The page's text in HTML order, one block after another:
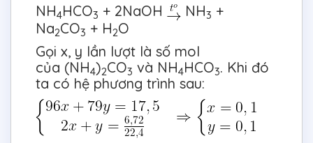
NH4HCO3 + 2NaOH NH3 +
Na2CO3 + H2O
Gọi x, y lần lượt là số mol
của (NH4)2CO3 và NH4HCO3. Khi đó
ta có hệ phương trình sau: